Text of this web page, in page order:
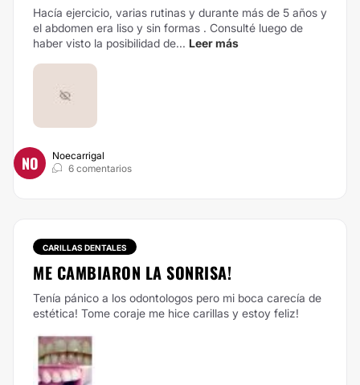
Hacía ejercicio, varias rutinas y durante más de 5 años y
el abdomen era liso y sin formas . Consulté luego de
haber visto la posibilidad de... Leer más
NO
Noecarrigal
6 comentarios
CARILLAS DENTALES
ME CAMBIARON LA SONRISA!
Tenía pánico a los odontologos pero mi boca carecía de
estética! Tome coraje me hice carillas y estoy feliz!